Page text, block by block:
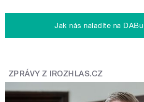
Jak nás naladíte na DABu
ZPRÁVY Z IROZHLAS.CZ